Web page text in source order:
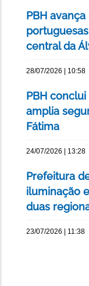
PBH
central da
28/07/2026 | 10:58
PBH
amplia
Fátima
24/07/2026 | 13:28
Prefeitura
iluminação
duas
23/07/2026 | 11:38